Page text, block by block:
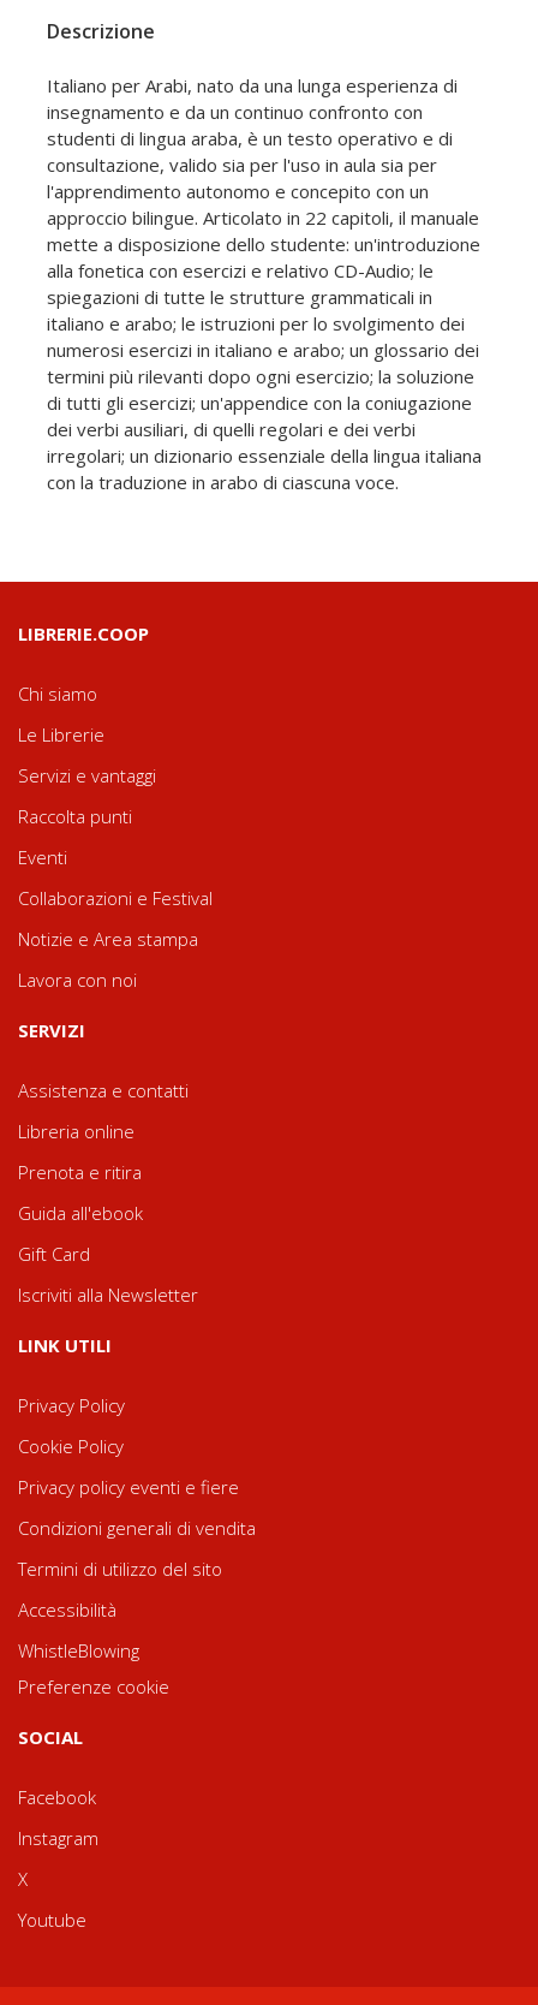
Descrizione
Italiano per Arabi, nato da una lunga esperienza di
insegnamento e da un continuo confronto con
studenti di lingua araba, è un testo operativo e di
consultazione, valido sia per l'uso in aula sia per
l'apprendimento autonomo e concepito con un
approccio bilingue. Articolato in 22 capitoli, il manuale
mette a disposizione dello studente: un'introduzione
alla fonetica con esercizi e relativo CD-Audio; le
spiegazioni di tutte le strutture grammaticali in
italiano e arabo; le istruzioni per lo svolgimento dei
numerosi esercizi in italiano e arabo; un glossario dei
termini più rilevanti dopo ogni esercizio; la soluzione
di tutti gli esercizi; un'appendice con la coniugazione
dei verbi ausiliari, di quelli regolari e dei verbi
irregolari; un dizionario essenziale della lingua italiana
con la traduzione in arabo di ciascuna voce.
LIBRERIE.COOP
Chi siamo
Le Librerie
Servizi e vantaggi
Raccolta punti
Eventi
Collaborazioni e Festival
Notizie e Area stampa
Lavora con noi
SERVIZI
Assistenza e contatti
Libreria online
Prenota e ritira
Guida all'ebook
Gift Card
Iscriviti alla Newsletter
LINK UTILI
Privacy Policy
Cookie Policy
Privacy policy eventi e fiere
Condizioni generali di vendita
Termini di utilizzo del sito
Accessibilità
WhistleBlowing
Preferenze cookie
SOCIAL
Facebook
Instagram
X
Youtube